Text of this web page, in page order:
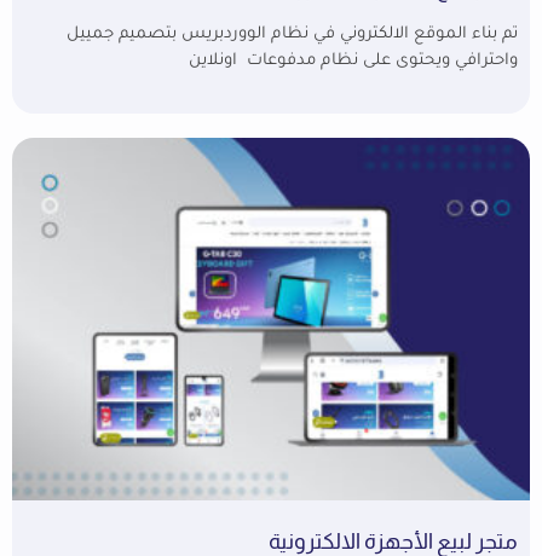
تم بناء الموقع الالكتروني في نظام الووردبريس بتصميم جمييل
واحترافي ويحتوى على نظام مدفوعات اونلاين
متجر لبيع الأجهزة الالكترونية